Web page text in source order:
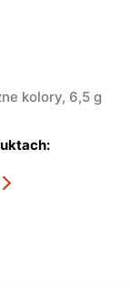
kolory, 6,5 g